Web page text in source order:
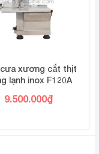
xương cắt thịt
lạnh inox F120A
9.500.000₫